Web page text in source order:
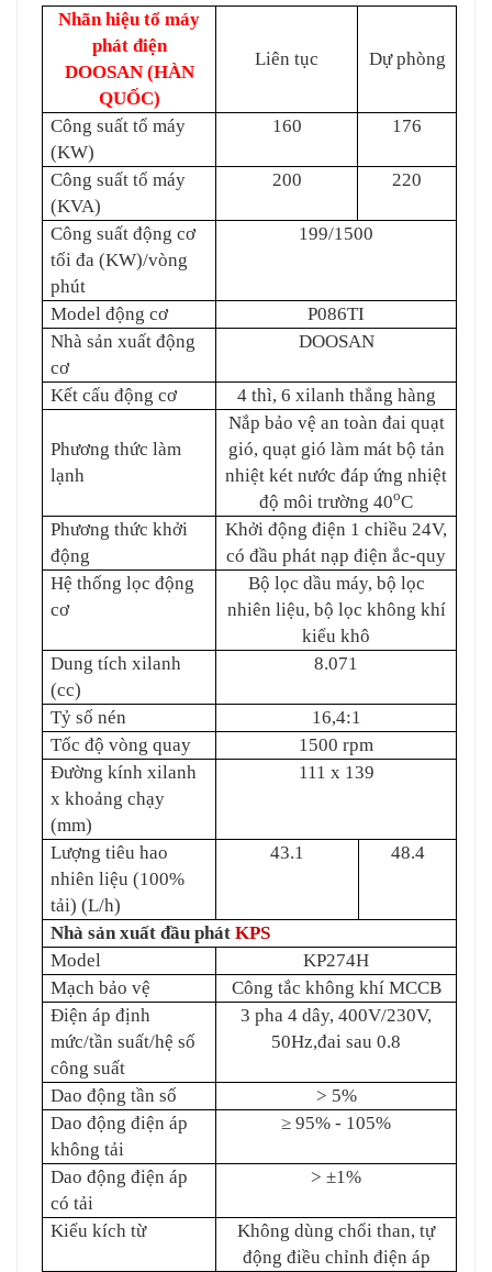
Nhãn hiệu tổ máy
phát điện
DOOSAN (HÀN
QUỐC)
Liên tục Dự phòng
Công suất tổ máy
(KW)
160 176
Công suất tổ máy
(KVA)
200 220
Công suất động cơ
tối đa (KW)/vòng
phút
199/1500
Model động cơ
P086TI
Nhà sản xuấtđộng
cơ
DOOSAN
Kết cấuđộng cơ 4 thì, 6 xilanh thẳng hàng
Phương thức làm
lạnh
Nắp bảo vệ an toàn đai quạt
gió, quạt gió làm mát bộ tản
nhiệt két nước đáp ứng nhiệt
độ môi trường 40oC
Phương thức khởi
động
Khởi động điện 1 chiều 24V,
có đầu phát nạp điện ắc-quy
Hệ thống lọcđộng
cơ
Bộ lọc dầu máy, bộ lọc
nhiên liệu, bộ lọc không khí
kiểu khô
Dung tích xilanh
(cc)
8.071
Tỷ số nén
16,4:1
Tốc độ vòng quay
1500 rpm
Đường kính xilanh
x khoảng chạy
(mm)
111 x 139
Lượng tiêu hao
nhiên liệu (100%
tải) (L/h)
43.1 48.4
Nhà sản xuất đầu phátKPS
Model
KP274H
Mạch bảo vệ
Công tắc không khí MCCB
Điện áp định
mức/tần suất/hệ số
công suất
3 pha 4 dây, 400V/230V,
50Hz,đai sau 0.8
Dao động tần số
> 5%
Dao động điện áp
không tải
≥ 95% - 105%
Dao động điện áp
có tải
> ±1%
Kiểu kích từ
Không dùng chổi than, tự
động điều chỉnh điện áp